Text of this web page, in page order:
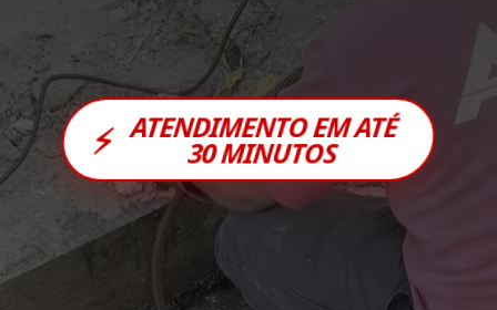
⚡ ATENDIMENTO EM ATÉ
30 MINUTOS